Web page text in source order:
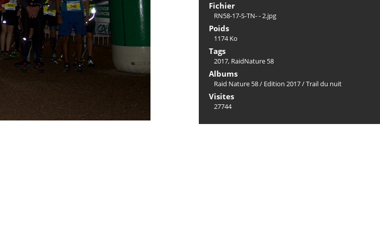
Fichier
RN58-17-S-TN- - 2.jpg
Poids
1174 Ko
Tags
2017, RaidNature 58
Albums
Raid Nature 58/ Edition 2017/Trail du nuit
Visites
27744